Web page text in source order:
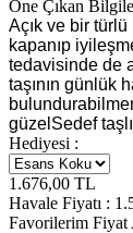
Öne Çıkan
Açık ve bir
kapanıp
tedavisinde de
taşının günlük
güzelSedef
Hediyesi :
1.676,00 TL
Havale Fiyatı :
Favorilerim Fiyat